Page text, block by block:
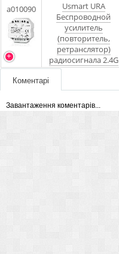
a010090
Usmart URA
Беспроводной
усилитель
(повторитель,
ретранслятор)
радиосигнала 2.4G
Коментарі
Завантаження коментарів...